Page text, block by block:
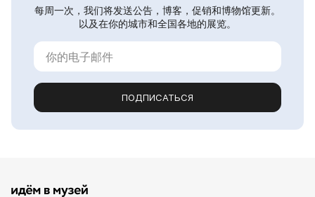
每周一次，我们将发送公告，博客，促销和博物馆更新。
以及在你的城市和全国各地的展览。
ПОДПИСАТЬСЯ